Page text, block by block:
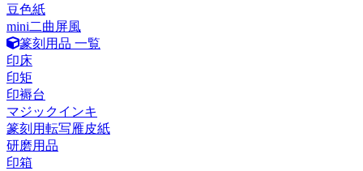
豆色紙
mini二曲屏風
篆刻用品 一覧
印床
印矩
印褥台
マジックインキ
篆刻用転写雁皮紙
研磨用品
印箱